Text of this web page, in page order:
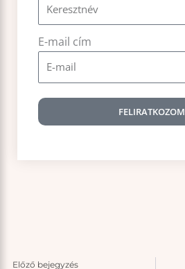
E-mail cím
FELIRATKOZOM
Előző bejegyzés